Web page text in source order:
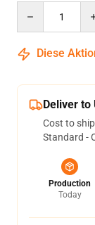
Diese
Deliver to
Cost to
Standard -
Production
Today